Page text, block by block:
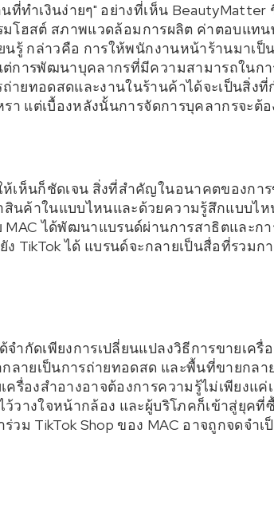
ทำเงินง่ายๆ" อย่างที่เห็น BeautyMatter
มโฮสต์ สภาพแวดล้อมการผลิต ค่าตอบแ
นรู้ กล่าวคือ การให้พนักงานหน้าร้านมาเ
การพัฒนาบุคลากรที่มีความสามารถในกา
ายทอดสดและงานในร้านค้าได้จะเป็นสิ่ง
า แต่เบื้องหลังนั้นการจัดการบุคลากรจะต้
เห็นก็ชัดเจน สิ่งที่สำคัญในอนาคตของการ
นค้าในแบบไหนและด้วยความรู้สึกแบบไห
MAC ได้พัฒนาแบรนด์ผ่านการสาธิตและก
TikTok ได้ แบรนด์จะกลายเป็นสื่อที่รวมก
ำกัดเพียงการเปลี่ยนแปลงวิธีการขายเค
ลายเป็นการถ่ายทอดสด และพื้นที่ขายกล
รื่องสำอางอาจต้องการความรู้ไม่เพียงแ
วางใจหน้ากล้อง และผู้บริโภคก็เข้าสู่ยุค
วม TikTok Shop ของ MAC อาจถูกจดจ